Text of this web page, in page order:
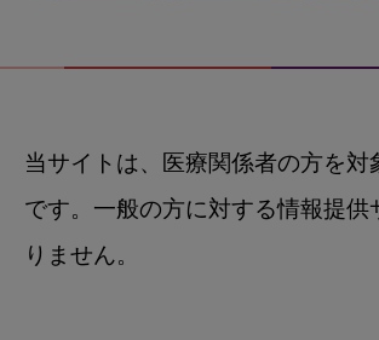
当サイトは、医療関係者の方を対
です。一般の方に対する情報提供
りません。